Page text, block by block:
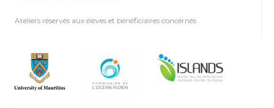
Ateliers réservés aux élèves et bénéficiaires concernés